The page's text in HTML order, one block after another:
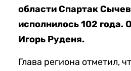
области Спартак
исполнилось 102 года.
Игорь Руденя.
Глава региона отметил,